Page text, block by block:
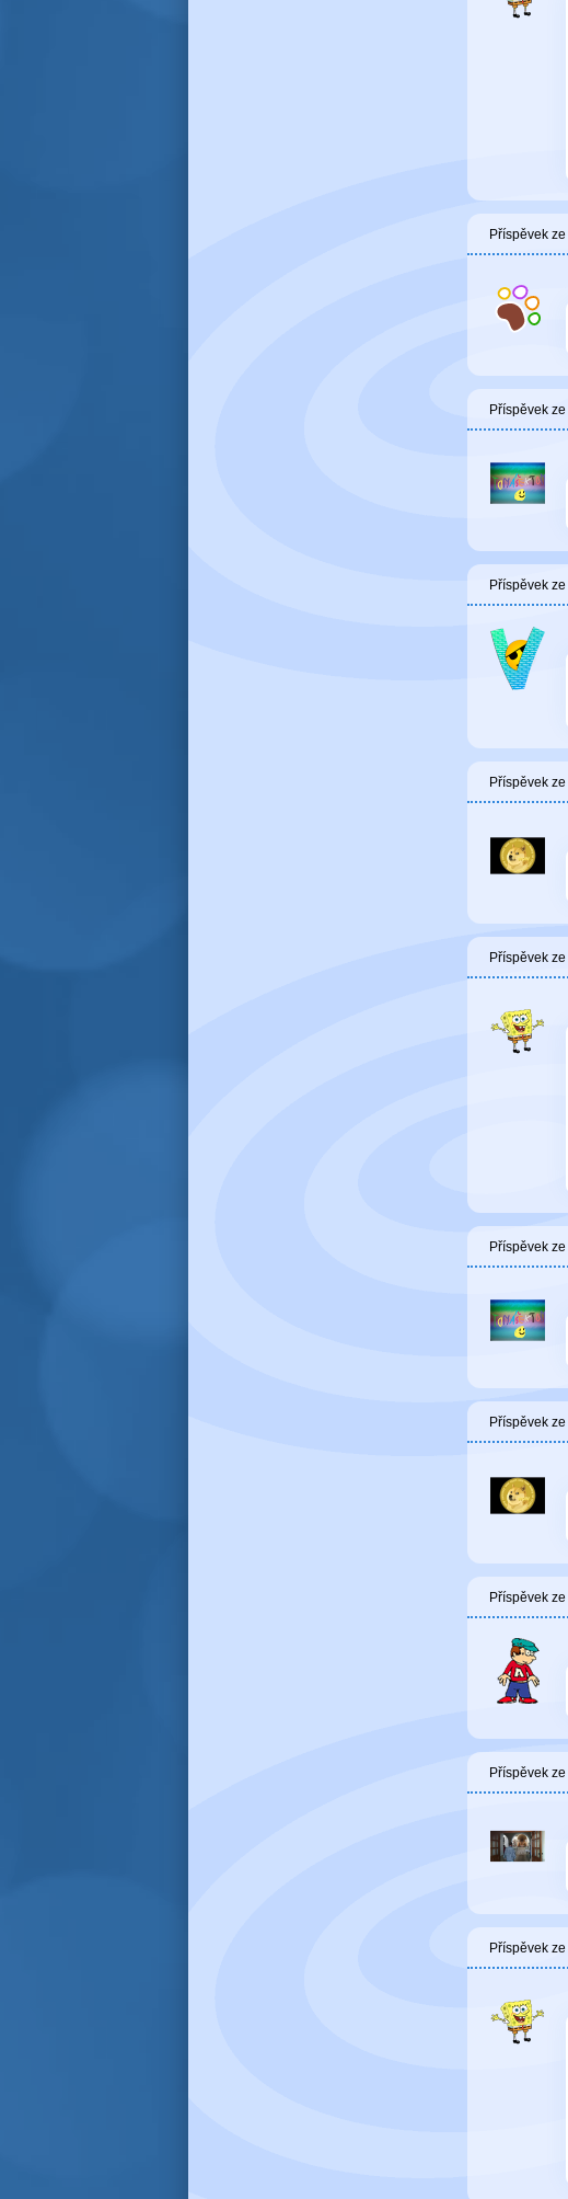
Příspěvek ze
Příspěvek ze
Příspěvek ze
Příspěvek ze
Příspěvek ze
Příspěvek ze
Příspěvek ze
Příspěvek ze
Příspěvek ze
Příspěvek ze